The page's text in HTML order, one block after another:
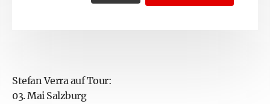
Stefan Verra auf Tour:
03. Mai Salzburg